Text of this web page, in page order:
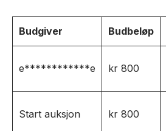
Budgiver Budbeløp
e************e kr 800
Start auksjon kr 800